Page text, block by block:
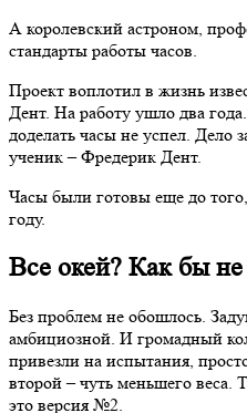
А королевский астроном,
стандарты работы часов.
Проект воплотил в жизнь
Дент. На работу ушло два
доделать часы не успел.
ученик – Фредерик Дент.
Часы были готовы еще до
году.
Все окей? Как бы не
Без проблем не обошлось.
амбициозной. И громадный
привезли на испытания,
второй – чуть меньшего
это версия №2.